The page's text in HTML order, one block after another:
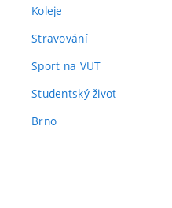
Koleje
Stravování
Sport na VUT
Studentský život
Brno